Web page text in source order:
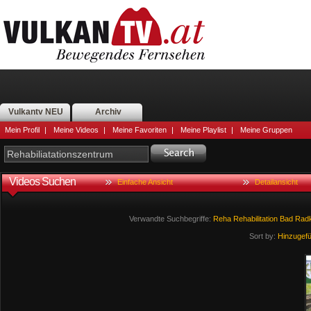
Vulkantv NEU Archiv
Mein Profil | Meine Videos | Meine Favoriten | Meine Playlist | Meine Gruppen
Videos Suchen Einfache Ansicht Detailansicht
Verwandte Suchbegriffe: Reha Rehabilitation Bad
Sort by: